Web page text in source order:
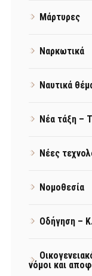
Μάρτυρες
Ναρκωτικά
Ναυτικά
Νέα τάξη –
Νέες
Νομοθεσία
Οδήγηση –
νόμοι και